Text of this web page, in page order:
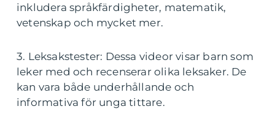
inkludera språkfärdigheter, matematik,
vetenskap och mycket mer.
3. Leksakstester: Dessa videor visar barn som
leker med och recenserar olika leksaker. De
kan vara både underhållande och
informativa för unga tittare.